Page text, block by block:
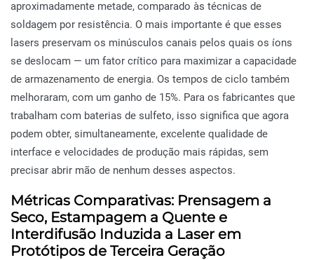
aproximadamente metade, comparado às técnicas de
soldagem por resistência. O mais importante é que esses
lasers preservam os minúsculos canais pelos quais os íons
se deslocam — um fator crítico para maximizar a capacidade
de armazenamento de energia. Os tempos de ciclo também
melhoraram, com um ganho de 15%. Para os fabricantes que
trabalham com baterias de sulfeto, isso significa que agora
podem obter, simultaneamente, excelente qualidade de
interface e velocidades de produção mais rápidas, sem
precisar abrir mão de nenhum desses aspectos.
Métricas Comparativas: Prensagem a
Seco, Estampagem a Quente e
Interdifusão Induzida a Laser em
Protótipos de Terceira Geração